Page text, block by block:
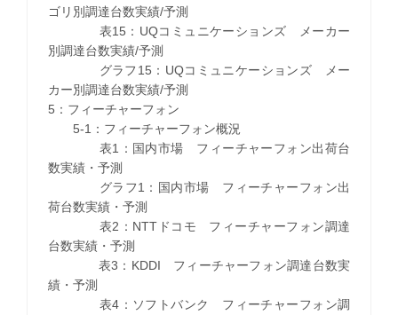
ゴリ別調達台数実績/予測
表15：UQコミュニケーションズ メーカー
別調達台数実績/予測
グラフ15：UQコミュニケーションズ メー
カー別調達台数実績/予測
5：フィーチャーフォン
5-1：フィーチャーフォン概況
表1：国内市場 フィーチャーフォン出荷台
数実績・予測
グラフ1：国内市場 フィーチャーフォン出
荷台数実績・予測
表2：NTTドコモ フィーチャーフォン調達
台数実績・予測
表3：KDDI フィーチャーフォン調達台数実
績・予測
表4：ソフトバンク フィーチャーフォン調